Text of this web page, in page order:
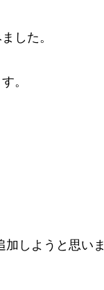
した。
。
しようと思いま